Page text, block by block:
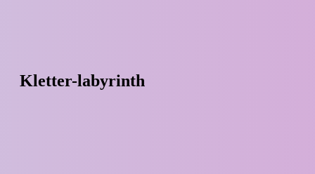
Kletter-labyrinth